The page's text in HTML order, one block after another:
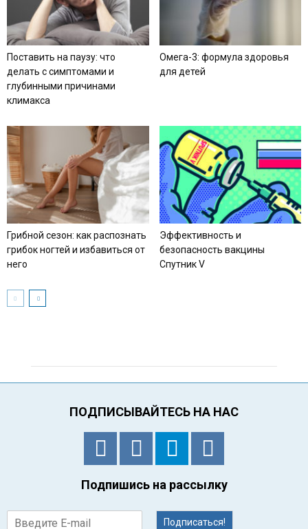
Поставить на паузу: что
делать с симптомами и
глубинными причинами
климакса
Омега-3: формула здоровья
для детей
Грибной сезон: как распознать
грибок ногтей и избавиться от
него
Эффективность и
безопасность вакцины
Спутник V
ПОДПИСЫВАЙТЕСЬ НА НАС
Подпишись на рассылку
Подписаться!